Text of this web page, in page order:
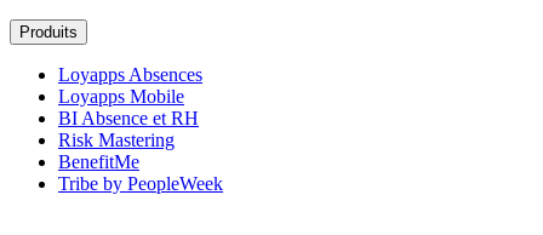
Produits
Loyapps Absences
Loyapps Mobile
BI Absence et RH
Risk Mastering
BenefitMe
Tribe by PeopleWeek